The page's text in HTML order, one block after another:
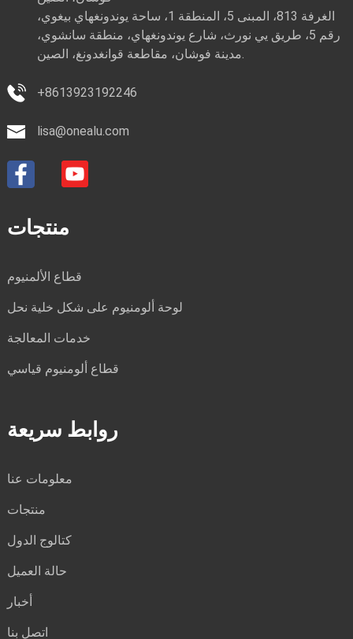
الغرفة 813، المبنى 5، المنطقة 1، ساحة يوندونغهاي بيغوي،
رقم 5، طريق يي نورث، شارع يوندونغهاي، منطقة سانشوي،
+8613923192246
lisa@onealu.com
منتجات
قطاع الألمنيوم
لوحة ألومنيوم على شكل خلية نحل
خدمات المعالجة
قطاع ألومنيوم قياسي
روابط سريعة
معلومات عنا
منتجات
كتالوج الدول
حالة العميل
أخبار
اتصل بنا